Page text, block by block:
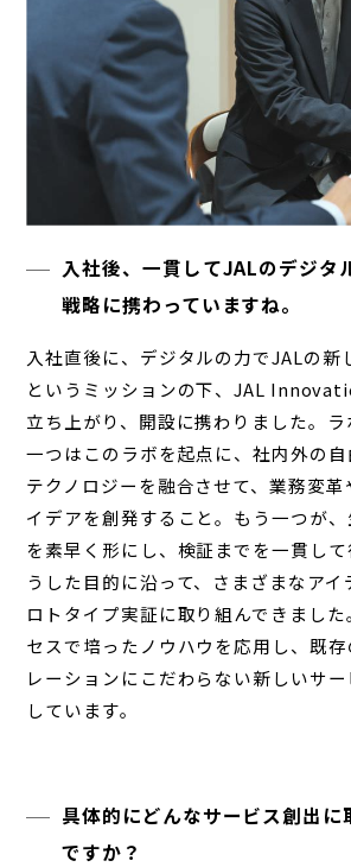
入社後、一貫してJALのデジタ
戦略に携わっていますね。
入社直後に、デジタルの力でJALの新
というミッションの下、JAL
立ち上がり、開設に携わりました。ラ
一つはこのラボを起点に、社内外の自
テクノロジーを融合させて、業務変
イデアを創発すること。もう一つが
を素早く形にし、検証までを一貫し
うした目的に沿って、さまざまなア
ロトタイプ実証に取り組んできまし
セスで培ったノウハウを応用し、既
レーションにこだわらない新しいサ
しています。
具体的にどんなサービス創出に
ですか？